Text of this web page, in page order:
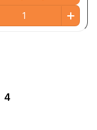
4